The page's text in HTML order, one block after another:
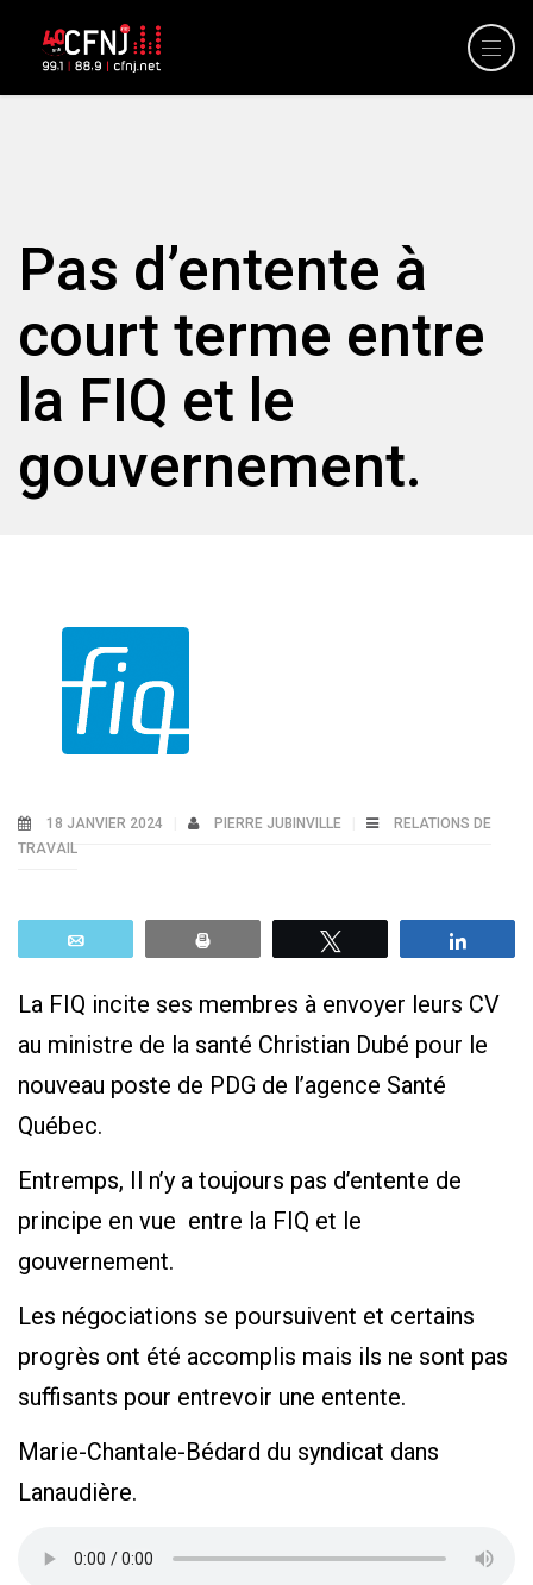
Pas d’entente à
court terme entre
la FIQ et le
gouvernement.
18 JANVIER 2024 PIERRE JUBINVILLE
RELATIONS DE
TRAVAIL
La FIQ incite ses membres à envoyer leurs CV
au ministre de la santé Christian Dubé pour le
nouveau poste de PDG de l’agence Santé
Québec.
Entremps, Il n’y a toujours pas d’entente de
principe en vue entre la FIQ et le
gouvernement.
Les négociations se poursuivent et certains
progrès ont été accomplis mais ils ne sont pas
suffisants pour entrevoir une entente.
Marie-Chantale-Bédard du syndicat dans
Lanaudière.